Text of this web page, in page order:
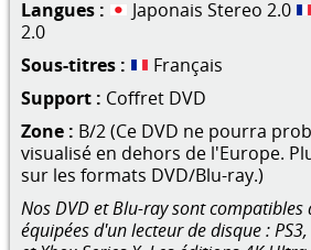
Langues :
Japonais Stereo 2.0
2.0
Sous-titres :
Français
Support : Coffret DVD
Zone : B/2 (Ce DVD ne pourra
visualisé en dehors de l'Europe.
sur les formats DVD/Blu-ray.)
Nos DVD et Blu-ray sont compatibles
équipées d'un lecteur de disque : PS3,